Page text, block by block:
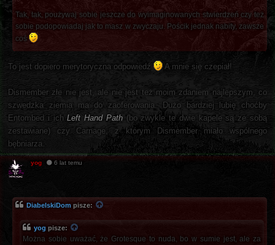
Tak, tak, poużywaj sobie jeszcze do wyimaginowanych stwierdzeń czy też
sobie podopowiadaj jak to masz w zwyczaju. Pościk jednak nabity, zawsze
coś
To jest dopiero merytoryczna odpowiedź A mnie się czepiał!
Dismember złe nie jest, ale nie jest też moim zdaniem najlepszym, co
szwedzka ziemia ma do zaoferowania. Dużo bardziej lubię choćby
Entombed i ichLeft Hand Path (bo zwykle te dwie kapele są ze sobą
zestawiane) czy Carnage, z którym Dismember miało wspólnego
bębniarza.
yog 6 lat temu
DiabelskiDom pisze:
yog pisze:
Można sobie uważać, że Grotesque to nuda, bo w sumie jest, ale za